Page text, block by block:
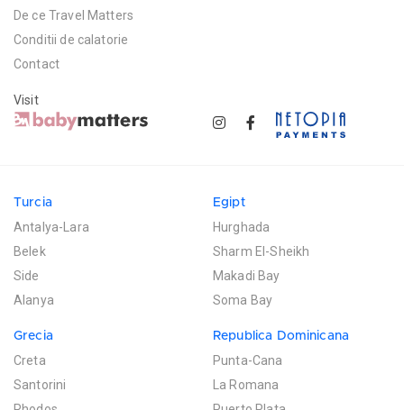
De ce Travel Matters
Conditii de calatorie
Contact
Visit
Turcia
Antalya-Lara
Belek
Side
Alanya
Egipt
Hurghada
Sharm El-Sheikh
Makadi Bay
Soma Bay
Grecia
Creta
Santorini
Republica Dominicana
Punta-Cana
La Romana